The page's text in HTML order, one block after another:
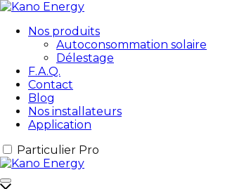
Nos produits
Autoconsommation solaire
Délestage
F.A.Q.
Contact
Blog
Nos installateurs
Application
Particulier Pro